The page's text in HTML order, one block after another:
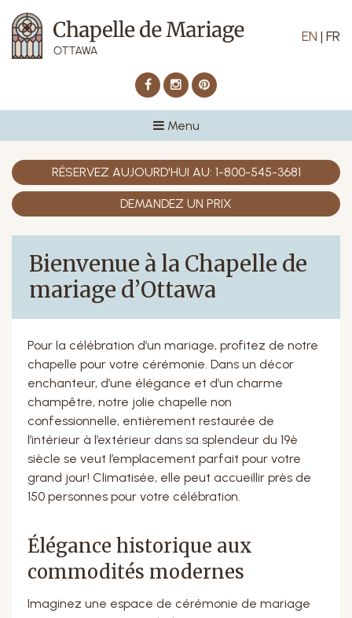
EN | FR
FacebookInstagramPinterest
Menu
RÉSERVEZ AUJOURD'HUI AU: 1-800-545-3681
DEMANDEZ UN PRIX
Bienvenue à la Chapelle de
mariage d’Ottawa
Pour la célébration d’un mariage, profitez de notre
chapelle pour votre cérémonie. Dans un décor
enchanteur, d’une élégance et d’un charme
champêtre, notre jolie chapelle non
confessionnelle, entièrement restaurée de
l’intérieur à l’extérieur dans sa splendeur du 19è
siècle se veut l’emplacement parfait pour votre
grand jour! Climatisée, elle peut accueillir près de
150 personnes pour votre célébration.
Élégance historique aux
commodités modernes
Imaginez une espace de cérémonie de mariage